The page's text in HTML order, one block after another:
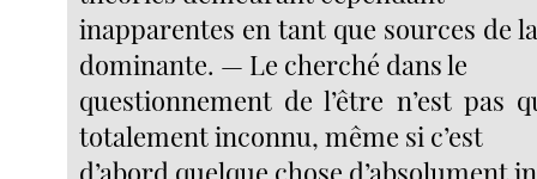
inapparentes en tant que sources de
dominante. — Le cherché dans le
questionnement de l’être n’est pas
totalement inconnu, même si c’est
d’abord quelque chose d’absolument